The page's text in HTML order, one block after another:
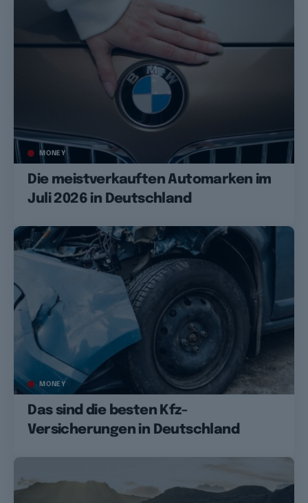
MONEY
Die meistverkauften Automarken im
Juli 2026 in Deutschland
MONEY
Das sind die besten Kfz-
Versicherungen in Deutschland